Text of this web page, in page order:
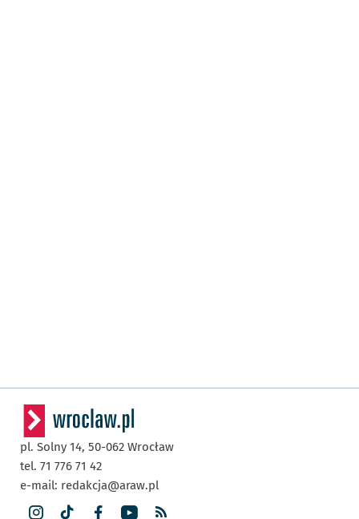
pl. Solny 14, 50-062 Wrocław
tel. 71 776 71 42
e-mail: redakcja@araw.pl